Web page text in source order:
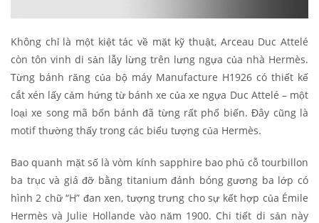
Không chỉ là một kiệt tác về mặt kỹ thuật, Arceau Duc Attelé
còn tôn vinh di sản lẫy lừng trên lưng ngựa của nhà Hermès.
Từng bánh răng của bộ máy Manufacture H1926 có thiết kế
cắt xén lấy cảm hứng từ bánh xe của xe ngựa Duc Attelé – một
loại xe song mã bốn bánh đã từng rất phổ biến. Đây cũng là
motif thường thấy trong các biểu tượng của Hermès.
Bao quanh mặt số là vòm kính sapphire bao phủ cỗ tourbillon
ba trục và giá đỡ bằng titanium đánh bóng gương ba lớp có
hình 2 chữ “H” đan xen, tượng trưng cho sự kết hợp của Émile
Hermès và Julie Hollande vào năm 1900. Chi tiết di sản này